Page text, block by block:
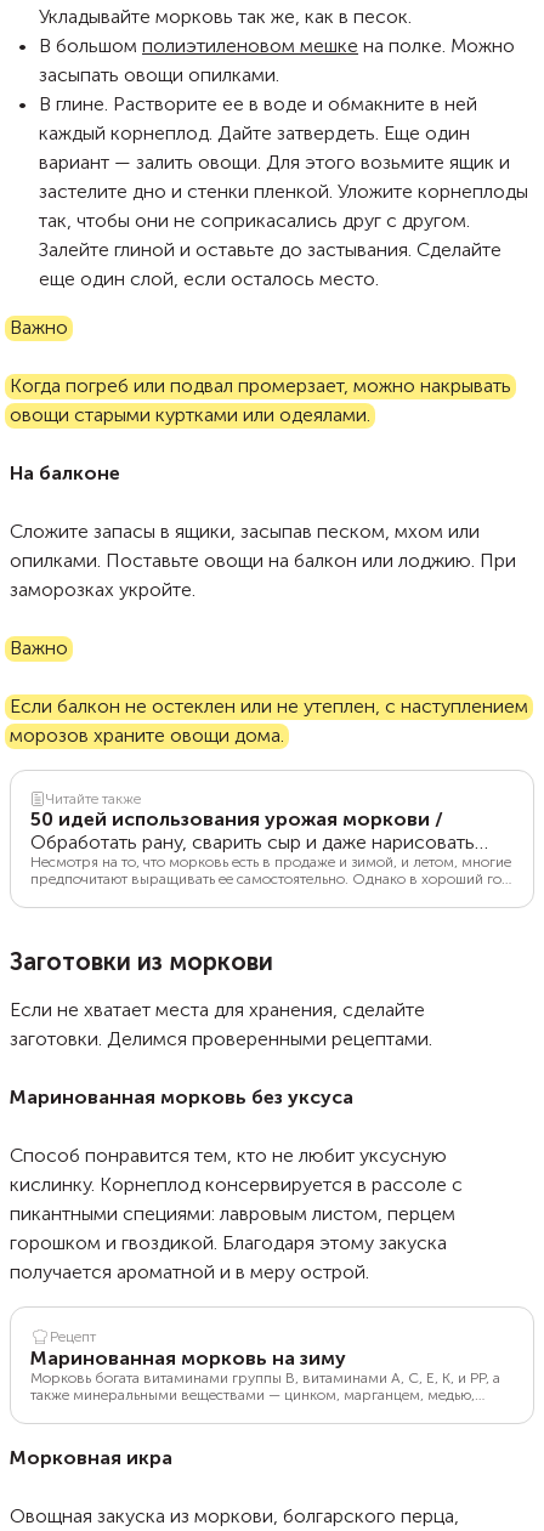
Укладывайте морковь так же, как в песок.
В большом полиэтиленовом мешке на полке. Можно
засыпать овощи опилками.
В глине. Растворите ее в воде и обмакните в ней
каждый корнеплод. Дайте затвердеть. Еще один
вариант — залить овощи. Для этого возьмите ящик и
застелите дно и стенки пленкой. Уложите корнеплоды
так, чтобы они не соприкасались друг с другом.
Залейте глиной и оставьте до застывания. Сделайте
еще один слой, если осталось место.
Важно
Когда погреб или подвал промерзает, можно накрывать
овощи старыми куртками или одеялами.
На балконе
Сложите запасы в ящики, засыпав песком, мхом или
опилками. Поставьте овощи на балкон или лоджию. При
заморозках укройте.
Важно
Если балкон не остеклен или не утеплен, с наступлением
морозов храните овощи дома.
Читайте также
50 идей использования урожая моркови /
Обработать рану, сварить сыр и даже нарисовать
картину
Несмотря на то, что морковь есть в продаже и зимой, и летом, многие
предпочитают выращивать ее самостоятельно. Однако в хороший год
как сохранить и использовать всю собранную морковь, чтобы не
Заготовки из моркови
Если не хватает места для хранения, сделайте
заготовки. Делимся проверенными рецептами.
Маринованная морковь без уксуса
Способ понравится тем, кто не любит уксусную
кислинку. Корнеплод консервируется в рассоле с
пикантными специями: лавровым листом, перцем
горошком и гвоздикой. Благодаря этому закуска
получается ароматной и в меру острой.
Рецепт
Маринованная морковь на зиму
Морковь богата витаминами группы В, витаминами А, С, Е, К, и РР, а
также минеральными веществами — цинком, марганцем, медью,
корнеплод сохраняет большинство микроэлементов. В умеренных
можно разными способами, но почти все они содержат уксус. В
Морковная икра
Овощная закуска из моркови, болгарского перца,